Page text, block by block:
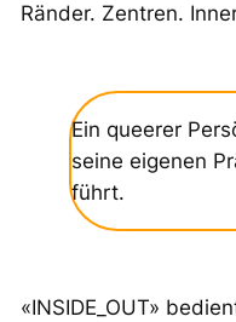
Ränder. Zentren.
Ein queerer
seine eigenen
führt.
«INSIDE_OUT»